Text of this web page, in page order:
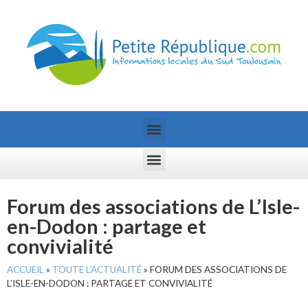
Forum des associations de L’Isle-
en-Dodon : partage et
convivialité
ACCUEIL » TOUTE L’ACTUALITÉ» FORUM DES ASSOCIATIONS DE
L’ISLE-EN-DODON : PARTAGE ET CONVIVIALITÉ